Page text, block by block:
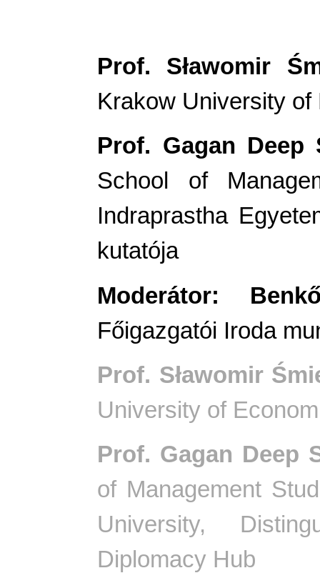
Prof. Sławomir
Krakow University of
Prof. Gagan Deep
School of
Indraprastha
kutatója
Moderátor:
Főigazgatói Iroda
Prof. Sławomir
University of
Prof. Gagan Deep
of Management
University,
Diplomacy Hub